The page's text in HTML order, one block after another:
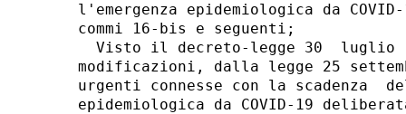
l'emergenza epidemiologica da
commi 16-bis e seguenti;
Visto il decreto-legge 30  luglio
modificazioni, dalla legge 25
urgenti connesse con la scadenza
epidemiologica da COVID-19